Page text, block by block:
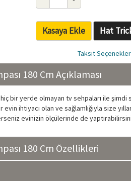
Kasaya Ekle Hat
Taksit
180 Cm Açıklaması
bir yerde olmayan tv sehpaları ile şimdi
ihtiyacı olan ve sağlamlığıyla size
evinizin ölçülerinde de
180 Cm Özellikleri